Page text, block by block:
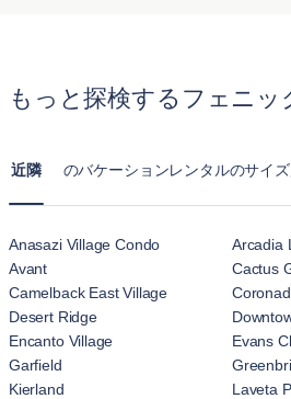
適で楽しい滞在を楽しむために必要
もっと探検するフェニッ
近隣 のバケーションレンタルのサイズ
Anasazi Village Condo
Arcadia
Avant
Cactus
Camelback East Village
Desert Ridge
Encanto Village
Evans
Garfield
Kierland
Laveta